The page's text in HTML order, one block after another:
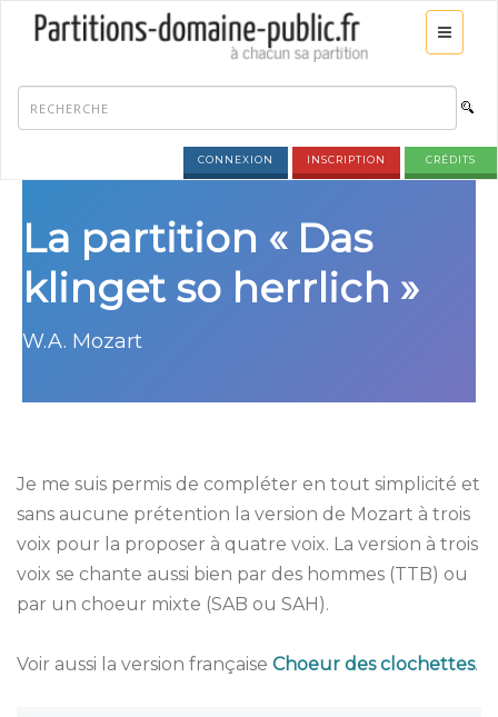
CONNEXION INSCRIPTION CRÉDITS
La partition « Das
klinget so herrlich »
W.A. Mozart
Je me suis permis de compléter en tout simplicité et
sans aucune prétention la version de Mozart à trois
voix pour la proposer à quatre voix. La version à trois
voix se chante aussi bien par des hommes (TTB) ou
par un choeur mixte (SAB ou SAH).
Voir aussi la version française Choeur des clochettes.